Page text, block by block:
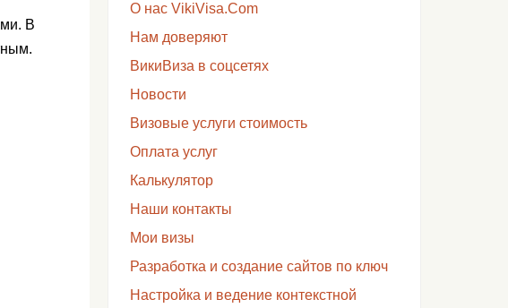
В
О нас VikiVisa.Com
Нам доверяют
ВикиВиза в соцсетях
Новости
Визовые услуги стоимость
Оплата услуг
Калькулятор
Наши контакты
Мои визы
Разработка и создание сайтов по ключ
Настройка и ведение контекстной